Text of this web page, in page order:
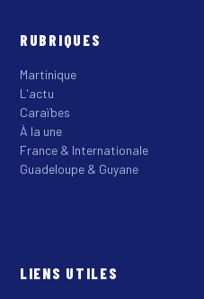
RUBRIQUES
Martinique
L'actu
Caraïbes
À la une
France & Internationale
Guadeloupe & Guyane
LIENS UTILES